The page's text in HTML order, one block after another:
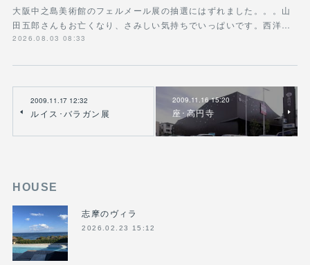
大阪中之島美術館のフェルメール展の抽選にはずれました。。。山
田五郎さんもお亡くなり、さみしい気持ちでいっぱいです。西洋…
2026.08.03 08:33
2009.11.17 12:32
ルイス･バラガン展
2009.11.16 15:20
座･高円寺
HOUSE
志摩のヴィラ
2026.02.23 15:12